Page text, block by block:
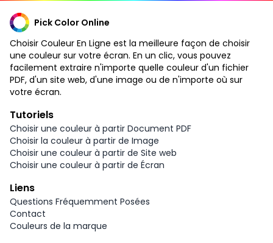
Pick Color Online
Choisir Couleur En Ligne est la meilleure façon de choisir
une couleur sur votre écran. En un clic, vous pouvez
facilement extraire n'importe quelle couleur d'un fichier
PDF, d'un site web, d'une image ou de n'importe où sur
votre écran.
Tutoriels
Choisir une couleur à partir Document PDF
Choisir la couleur à partir de Image
Choisir une couleur à partir de Site web
Choisir une couleur à partir de Écran
Liens
Questions Fréquemment Posées
Contact
Couleurs de la marque